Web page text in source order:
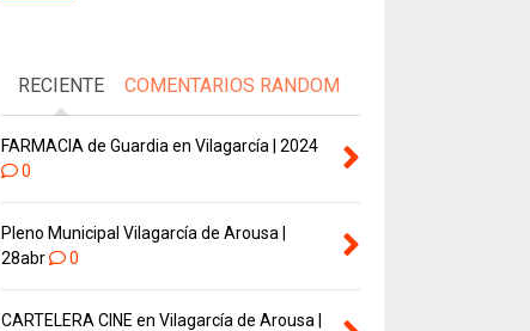
RECIENTE COMENTARIOS RANDOM
FARMACIA de Guardia en Vilagarcía | 2024
0
Pleno Municipal Vilagarcía de Arousa |
28abr
0
CARTELERA CINE en Vilagarcía de Arousa |